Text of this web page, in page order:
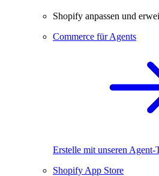
Shopify anpassen und
Commerce für Agents
Erstelle mit unseren Agent-
Shopify App Store